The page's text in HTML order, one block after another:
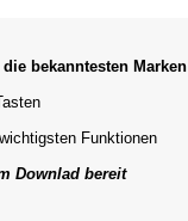
bekanntesten Marken
Funktionen
Downlad bereit